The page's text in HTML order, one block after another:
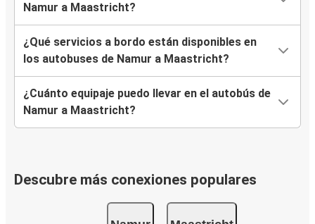
Namur a Maastricht?
¿Qué servicios a bordo están disponibles en
los autobuses de Namur a Maastricht?
¿Cuánto equipaje puedo llevar en el autobús de
Namur a Maastricht?
Descubre más conexiones populares